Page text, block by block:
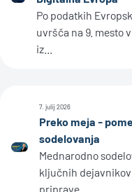
Po podatkih
uvršča na 9. mesto
iz...
7. julij 2026
Preko meja -
sodelovanja
Mednarodno
ključnih
priprave...